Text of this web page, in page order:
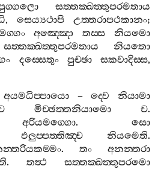
සත‍්තක‍්ඛත‍්තුපරමතාය
, සෙය්‍යථාපි උත‍්තරාපථකානං;
අඤ‍්ඤො තස‍්ස
නියමො
සත‍්තක‍්ඛත‍්තුපරමතාය
නියතො
දස‍්සෙතුං පුච‍්ඡා සකවාදිස‍්ස,
අයමධිප‍්පායො –ද‍්වෙ
නියාමා
මිච‍්ඡත‍්තනියාමො ච.
අරියමග‍්ගො. සො
ඵලුප‍්පත‍්තිඤ‍්ච නියමෙති.
. තං
අනන‍්තරා
. තත්‍ථ
සත‍්තක‍්ඛත‍්තුපරමො